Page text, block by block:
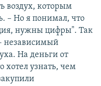
воздух, которым
– Но я понимал, что
нужны цифры". Так
независимый
На деньги от
хотел узнать, чем